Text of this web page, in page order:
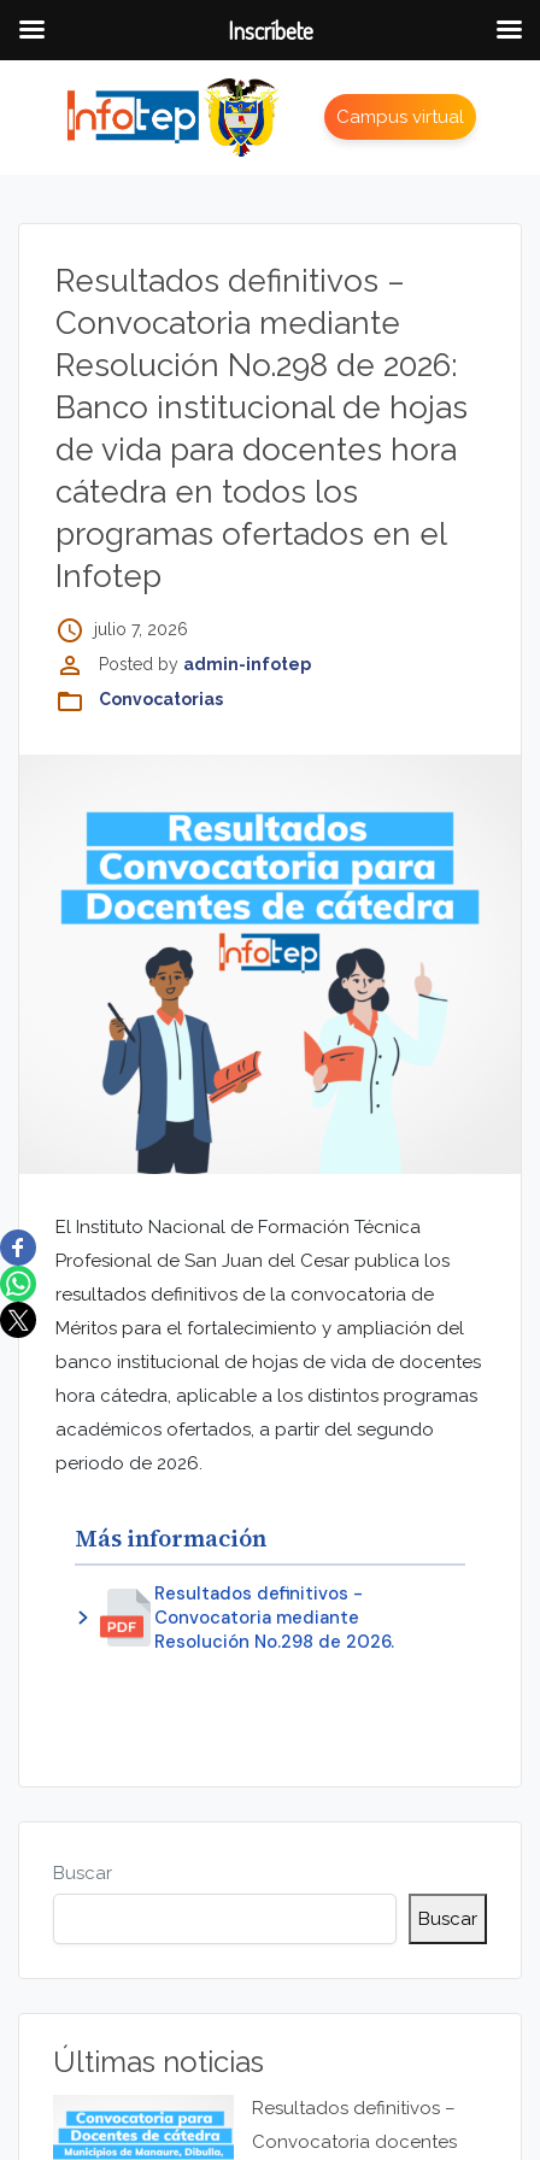
Campus virtual
Resultados definitivos –
Convocatoria mediante
Resolución No.298 de 2026:
Banco institucional de hojas
de vida para docentes hora
cátedra en todos los
programas ofertados en el
Infotep
access_time julio 7, 2026
perm_identity Posted by admin-infotep
folder_open Convocatorias
El Instituto Nacional de Formación Técnica
Profesional de San Juan del Cesar publica los
resultados definitivos de la convocatoria de
Méritos para el fortalecimiento y ampliación del
banco institucional de hojas de vida de docentes
hora cátedra, aplicable a los distintos programas
académicos ofertados, a partir del segundo
periodo de 2026.
Más información
Resultados definitivos -
Convocatoria mediante
Resolución No.298 de 2026.
Buscar
Buscar
Últimas noticias
Resultados definitivos –
Convocatoria docentes
Inscríbete